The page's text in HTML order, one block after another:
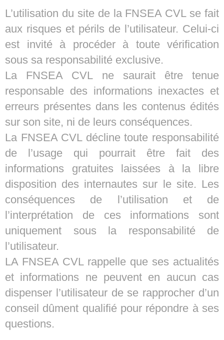
L’utilisation du site de la FNSEA CVL se fait
aux risques et périls de l’utilisateur. Celui-ci
est invité à procéder à toute vérification
sous sa responsabilité exclusive.
La FNSEA CVL ne saurait être tenue
responsable des informations inexactes et
erreurs présentes dans les contenus édités
sur son site, ni de leurs conséquences.
La FNSEA CVL décline toute responsabilité
de l’usage qui pourrait être fait des
informations gratuites laissées à la libre
disposition des internautes sur le site. Les
conséquences de l’utilisation et de
l’interprétation de ces informations sont
uniquement sous la responsabilité de
l’utilisateur.
LA FNSEA CVL rappelle que ses actualités
et informations ne peuvent en aucun cas
dispenser l’utilisateur de se rapprocher d’un
conseil dûment qualifié pour répondre à ses
questions.